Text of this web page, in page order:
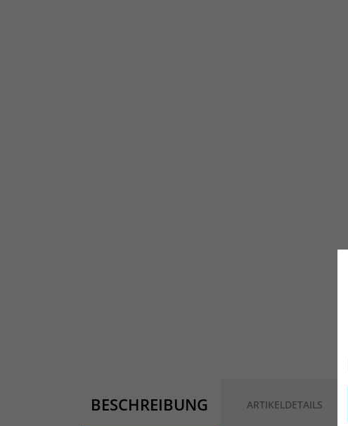
BESCHREIBUNG ARTIKELDETAILS